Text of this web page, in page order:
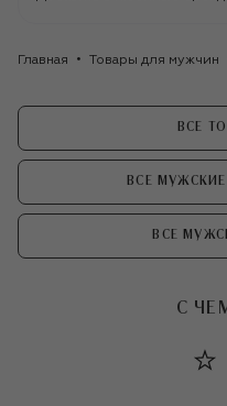
Главная Товары для мужчин
ВСЕ
ВСЕ МУЖСКИЕ
ВСЕ
С